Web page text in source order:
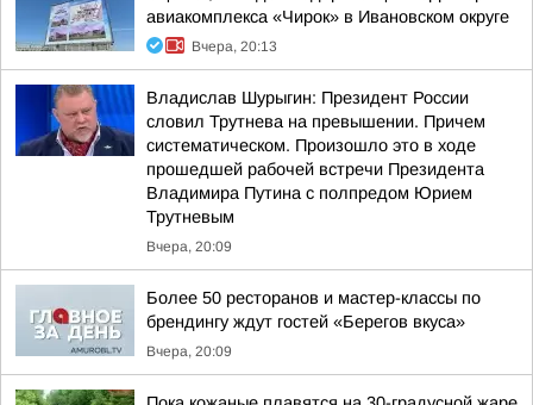
авиакомплекса «Чирок» в Ивановском округе
Вчера, 20:13
Владислав Шурыгин: Президент России
словил Трутнева на превышении. Причем
систематическом. Произошло это в ходе
прошедшей рабочей встречи Президента
Владимира Путина с полпредом Юрием
Трутневым
Вчера, 20:09
Более 50 ресторанов и мастер-классы по
брендингу ждут гостей «Берегов вкуса»
Вчера, 20:09